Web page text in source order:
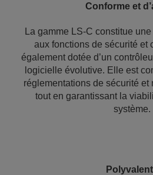
Conforme et
La gamme LS-C constitue
aux fonctions de sécurité et
également dotée d’un
logicielle évolutive. Elle est
réglementations de sécurité et
tout en garantissant la
système.